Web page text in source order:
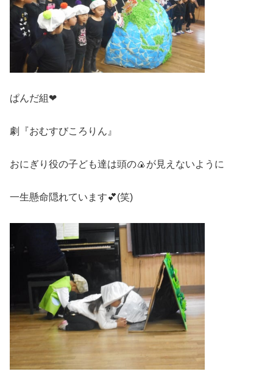
ぱんだ組❤
劇『おむすびころりん』
おにぎり役の子ども達は頭の🍙が見えないように
一生懸命隠れています💕(笑)